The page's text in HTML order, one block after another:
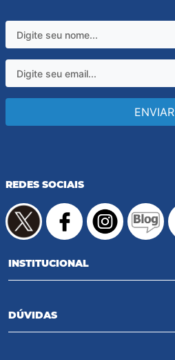
ENVIAR
REDES SOCIAIS
INSTITUCIONAL
DÚVIDAS